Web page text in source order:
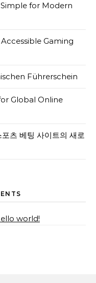
for Modern
Gaming
Führerschein
Global Online
츠 베팅 사이트의 새로
world!